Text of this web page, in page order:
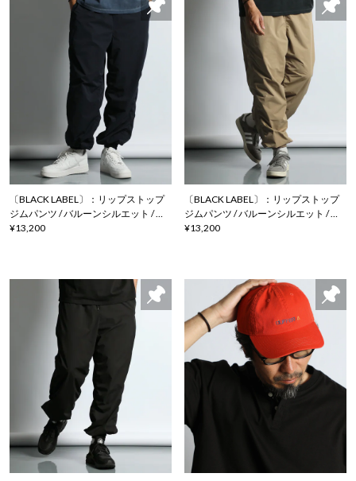
〔BLACK LABEL〕：リップストップ
ジムパンツ / バルーンシルエット / ジ
ョガーパンツ
¥13,200
〔BLACK LABEL〕：リップストップ
ジムパンツ / バルーンシルエット / ジ
ョガーパンツ
¥13,200